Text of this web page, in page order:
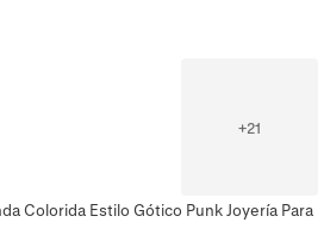
+21
Colorida Estilo Gótico Punk Joyería Para